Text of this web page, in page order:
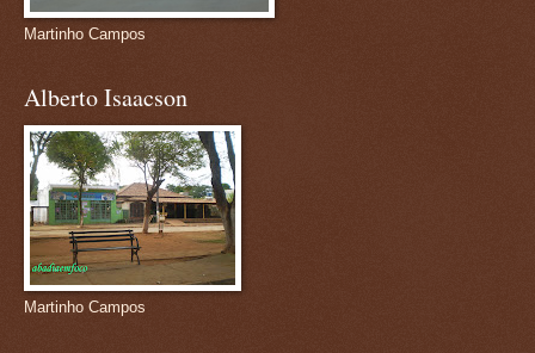
Martinho Campos
Alberto Isaacson
Martinho Campos